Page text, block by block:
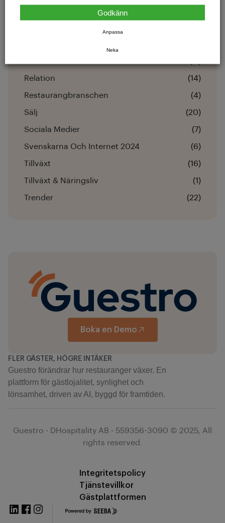
Relation (14)
Restaurangbranschen (4)
Sälj (20)
Sociala Medier (7)
Svenskarna Och Internet 2024 (6)
Tillväxt (16)
Tillväxt & Näringsliv (1)
Trender (22)
Boka en Demo
FLER GÄSTER, HÖGRE INTÄKER
Guestro förändrar hur restauranger växer. En
plattform för gästlojalitet, synlighet och
lönsamhet, driven av AI, byggd för framtiden.
Guestro - DHospitality AB - 559356-3090 © 2025, All
rights reserved.
Integritetspolicy
Tjänstevillkor
Gästplattformen
Anpassa
Neka
Godkänn